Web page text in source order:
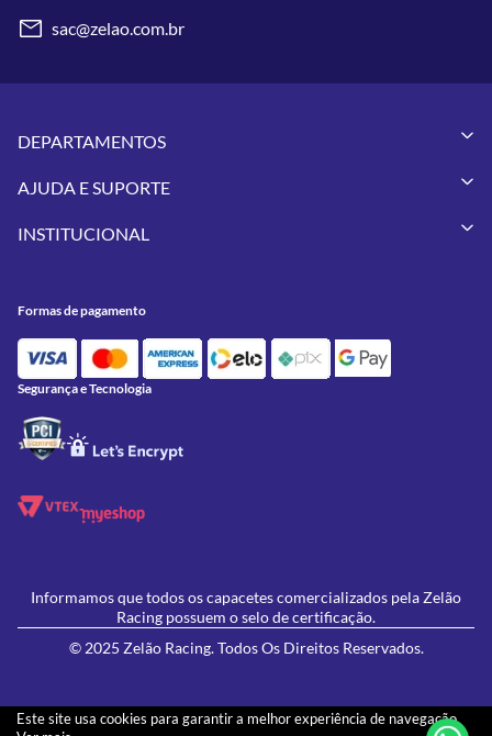
Este site usa cookies para garantir a melhor experiência de navegação.
sac@zelao.com.br
DEPARTAMENTOS
Vestuários
Pneus
Utilidades
Feminino
Lançamentos
AJUDA E SUPORTE
Meus Pedidos
Política de Privacidade
Política de Campanhas e promoções
INSTITUCIONAL
Contato
Oficina/Serviços
Formas de pagamento
Segurança e Tecnologia
Informamos que todos os capacetes comercializados pela Zelão
Racing possuem o selo de certificação.
© 2025 Zelão Racing. Todos Os Direitos Reservados.